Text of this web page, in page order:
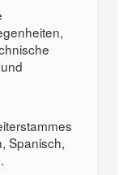
Spanisch,